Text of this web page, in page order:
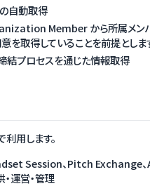
自動取得
Member から所属メン
得していることを前提とします
プロセスを通じた情報取得
用します。
Session、Pitch Exchange
運営・管理